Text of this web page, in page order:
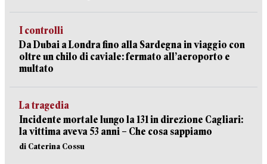
I controlli
Da Dubai a Londra fino alla Sardegna in viaggio con
oltre un chilo di caviale: fermato all’aeroporto e
multato
La tragedia
Incidente mortale lungo la 131 in direzione Cagliari:
la vittima aveva 53 anni – Che cosa sappiamo
di Caterina Cossu